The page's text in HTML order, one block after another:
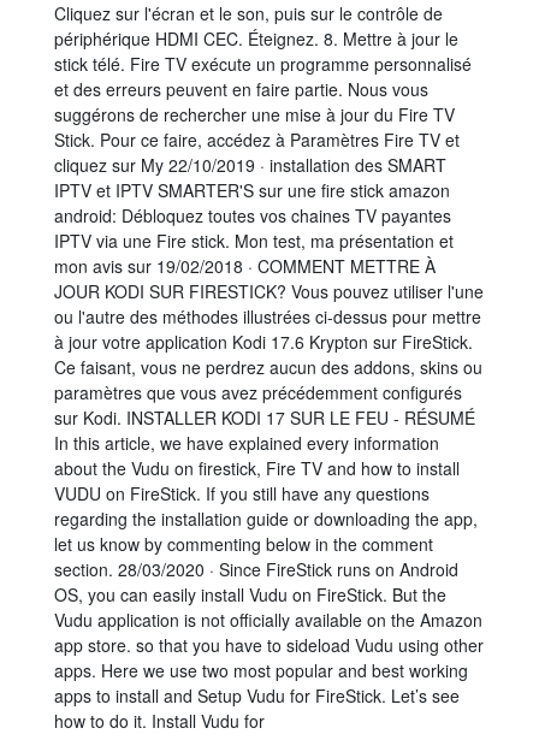
Cliquez sur l'écran et le son, puis sur le contrôle de
périphérique HDMI CEC. Éteignez. 8. Mettre à jour le
stick télé. Fire TV exécute un programme personnalisé
et des erreurs peuvent en faire partie. Nous vous
suggérons de rechercher une mise à jour du Fire TV
Stick. Pour ce faire, accédez à Paramètres Fire TV et
cliquez sur My 22/10/2019 · installation des SMART
IPTV et IPTV SMARTER'S sur une fire stick amazon
android: Débloquez toutes vos chaines TV payantes
IPTV via une Fire stick. Mon test, ma présentation et
mon avis sur 19/02/2018 · COMMENT METTRE À
JOUR KODI SUR FIRESTICK? Vous pouvez utiliser l'une
ou l'autre des méthodes illustrées ci-dessus pour mettre
à jour votre application Kodi 17.6 Krypton sur FireStick.
Ce faisant, vous ne perdrez aucun des addons, skins ou
paramètres que vous avez précédemment configurés
sur Kodi. INSTALLER KODI 17 SUR LE FEU - RÉSUMÉ
In this article, we have explained every information
about the Vudu on firestick, Fire TV and how to install
VUDU on FireStick. If you still have any questions
regarding the installation guide or downloading the app,
let us know by commenting below in the comment
section. 28/03/2020 · Since FireStick runs on Android
OS, you can easily install Vudu on FireStick. But the
Vudu application is not officially available on the Amazon
app store. so that you have to sideload Vudu using other
apps. Here we use two most popular and best working
apps to install and Setup Vudu for FireStick. Let’s see
how to do it. Install Vudu for